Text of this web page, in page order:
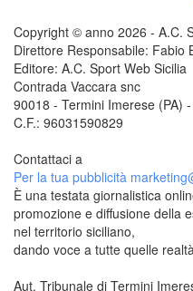
Copyright © anno 2026 - A.C.
Direttore Responsabile: Fabio
Editore: A.C. Sport Web Sicilia
Contrada Vaccara snc
90018 - Termini Imerese (PA)
C.F.: 96031590829
Contattaci a
Per la tua pubblicità
È una testata giornalistica
promozione e diffusione della
nel territorio siciliano,
dando voce a tutte quelle
Aut. Tribunale di Termini